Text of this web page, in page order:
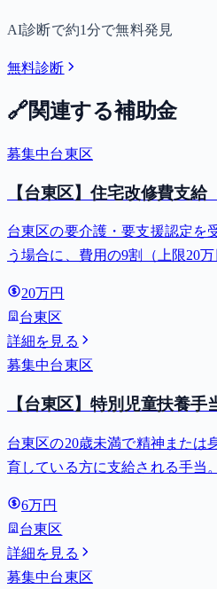
AI診断で約1分で無料発見
無料診断
🔗関連する補助金
募集中台東区
【台東区】住宅改修費支給
台東区の要介護・要支援認定を
う場合に、費用の9割（上限20
20万円
台東区
詳細を見る
募集中台東区
【台東区】特別児童扶養手
台東区の20歳未満で精神または
育している方に支給される手当
6万円
台東区
詳細を見る
募集中台東区